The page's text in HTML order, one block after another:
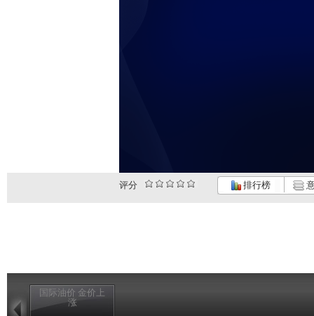
评分 排行榜
国际油价 金价上
涨